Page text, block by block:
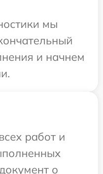
мы
и начнем
работ и
о